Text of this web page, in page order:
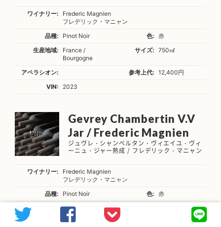
ワイナリー:
Frederic Magnien
フレデリック・マニャン
品種:
Pinot Noir 色:
赤
生産地域:
France /
Bourgogne
サイズ: 750㎖
アペラシオン: 参考上代:
12,400円
VIN:
2023
Gevrey Chambertin V.V
Jar / Frederic Magnien
ジュヴレ・シャンベルタン・ヴィエイユ・ヴィ
ーニュ・ジャー熟成 / フレデリック・マニャン
ワイナリー:
Frederic Magnien
フレデリック・マニャン
品種:
Pinot Noir 色:
赤
France /
Bourgogne